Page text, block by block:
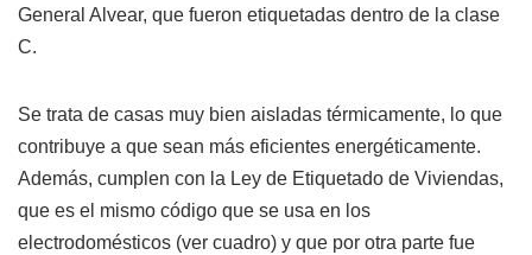
General Alvear, que fueron etiquetadas dentro de la clase
C.
Se trata de casas muy bien aisladas térmicamente, lo que
contribuye a que sean más eficientes energéticamente.
Además, cumplen con la Ley de Etiquetado de Viviendas,
que es el mismo código que se usa en los
electrodomésticos (ver cuadro) y que por otra parte fue